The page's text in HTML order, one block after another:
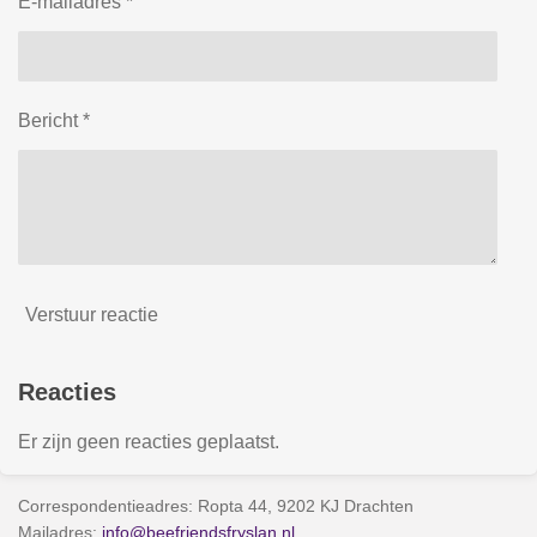
Bericht *
Verstuur reactie
Reacties
Er zijn geen reacties geplaatst.
Correspondentieadres: Ropta 44, 9202 KJ Drachten
Mailadres: info@beefriendsfryslan.nl